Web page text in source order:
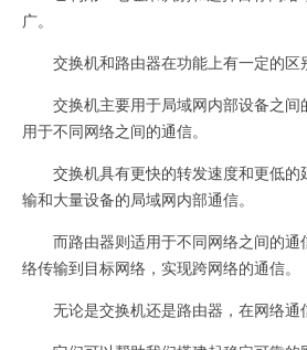
广。
交换机和路由器在功能上有一定的区
交换机主要用于局域网内部设备之间
用于不同网络之间的通信。
交换机具有更快的转发速度和更低的
输和大量设备的局域网内部通信。
而路由器则适用于不同网络之间的通
络传输到目标网络，实现跨网络的通信。
无论是交换机还是路由器，在网络通